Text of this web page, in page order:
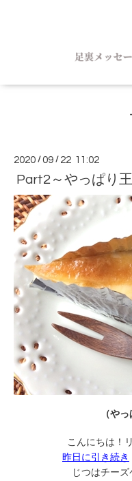
2020 /09 / 22 11:02
Part2～やっぱり
（や
こんにちは！
昨日に引き続き
じつはチーズ